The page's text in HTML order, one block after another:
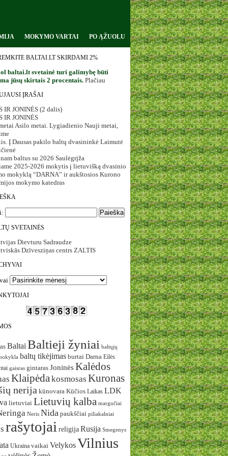
MOKYMO VARTAI PO ĄŽUOLU
BALTAI.LT SKIRDAMI 2%
baltai.lt svetainė turi galimybę būti
jūsų skirtais 2 procentais. Plačiau
ĮRAŠAI
IR JONINĖS (2 dalis)
IR JONINĖS
Asilo metai. Lygiadienio Nauji metai,
Į Dausas pakilo baltų dvasininkė Laimutė
baltus su 2026 Saulėgrįža
2025-2026 mokytis į lietuvišką dvasinio
mokyklą “DARNA” ir aukštosios Kurono
mokymo katedras
SVETAINĖS
Dievturu Sadraudze
Dzīvesziņas centrs ZALTIS
Baltai Baltieji žyniai baltųjų
baltų tikėjimas burtai Darna Eilės
gaisras gintaras JoninėsKalėdos
Klaipėda kosmosas Kuronas
nerija kūnovara Kūčios Laikas LDK
lietuviai Lietuvių kalba margučiai
Neris Nida paukščiai piliakalniai
rašytojai religijaRusija Smegenys
Ukraina vaikai VelykosVilnius